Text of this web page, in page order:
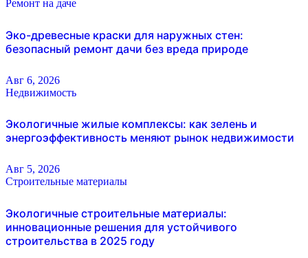
Ремонт на даче
Эко-древесные краски для наружных стен:
безопасный ремонт дачи без вреда природе
Авг 6, 2026
Недвижимость
Экологичные жилые комплексы: как зелень и
энергоэффективность меняют рынок недвижимости
Авг 5, 2026
Строительные материалы
Экологичные строительные материалы:
инновационные решения для устойчивого
строительства в 2025 году